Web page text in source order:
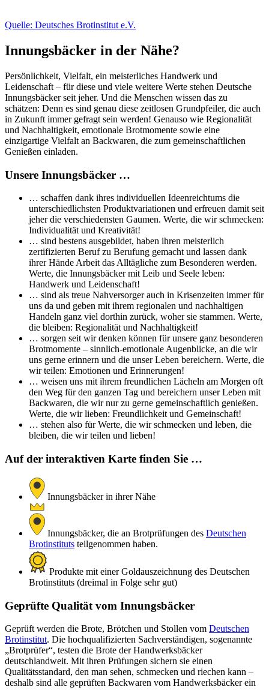
Quelle: Deutsches Brotinstitut e.V.
Innungsbäcker in der Nähe?
Persönlichkeit, Vielfalt, ein meisterliches Handwerk und
Leidenschaft – für diese und viele weitere Werte stehen Deutsche
Innungsbäcker seit jeher. Und die Menschen wissen das zu
schätzen: Denn es sind genau diese zeitlosen Grundpfeiler, die auch
in Zukunft immer gefragt sein werden! Genauso wie Regionalität
und Nachhaltigkeit, emotionale Brotmomente sowie eine
einzigartige Vielfalt an Backwaren, die zum gemeinschaftlichen
Genießen einladen.
Unsere Innungsbäcker …
… schaffen dank ihres individuellen Ideenreichtums die
unterschiedlichsten Produktvariationen und erfreuen damit seit
jeher die verschiedensten Gaumen. Werte, die wir schmecken:
Individualität und Kreativität!
… sind bestens ausgebildet, haben ihren meisterlich
zertifizierten Beruf zu Berufung gemacht und lassen dank
ihrer Hände Arbeit das Alltägliche zum Besonderen werden.
Werte, die Innungsbäcker mit Leib und Seele leben:
Handwerk und Leidenschaft!
… sind als treue Nahversorger auch in Krisenzeiten immer für
uns da und geben mit ihrem regionalen und nachhaltigen
Handeln ganz viel dorthin zurück, woher sie stammen. Werte,
die bleiben: Regionalität und Nachhaltigkeit!
… sorgen seit wir denken können für unsere ganz besonderen
Brotmomente – sinnlich-emotionale Augenblicke, an die wir
uns gerne erinnern und die unser Leben bereichern. Werte, die
wir teilen: Emotionen und Erinnerungen!
… weisen uns mit ihrem freundlichen Lächeln am Morgen oft
den Weg für den ganzen Tag und bereichern unser Leben mit
Backwaren, die wir nur zu gerne gemeinschaftlich genießen.
Werte, die wir lieben: Freundlichkeit und Gemeinschaft!
… stehen also für Werte, die wir schmecken und leben, die
bleiben, die wir teilen und lieben!
Auf der interaktiven Karte finden Sie …
Innungsbäcker in ihrer Nähe
Innungsbäcker, die an Brotprüfungen des Deutschen
Brotinstituts teilgenommen haben.
Produkte mit einer Goldauszeichnung des Deutschen
Brotinstituts (dreimal in Folge sehr gut)
Geprüfte Qualität vom Innungsbäcker
Geprüft werden die Brote, Brötchen und Stollen vom Deutschen
Brotinstitut. Die hochqualifizierten Sachverständigen, sogenannte
„Brotprüfer“, testen die Brote der Handwerksbäcker
deutschlandweit. Mit ihren Prüfungen sichern sie einen
Qualitätsstandard, den man sehen, schmecken und riechen kann –
deshalb sind alle geprüften Backwaren vom Handwerksbäcker ein